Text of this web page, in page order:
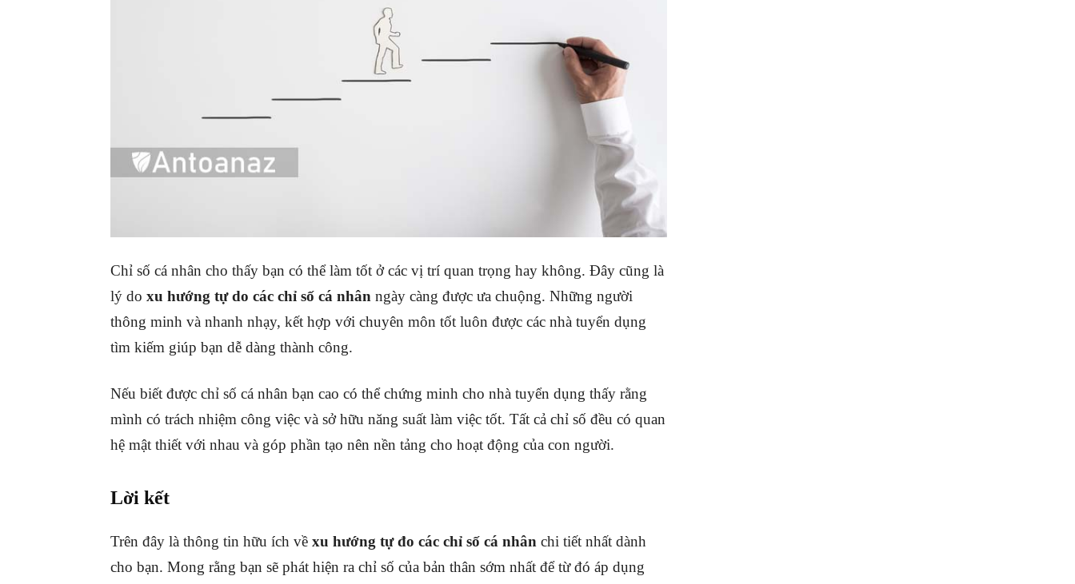
Chỉ số cá nhân cho thấy bạn có thể làm tốt ở các vị trí quan trọng hay không. Đây cũng là
lý do xu hướng tự do các chỉ số cá nhân ngày càng được ưa chuộng. Những người
thông minh và nhanh nhạy, kết hợp với chuyên môn tốt luôn được các nhà tuyển dụng
tìm kiếm giúp bạn dễ dàng thành công.
Nếu biết được chỉ số cá nhân bạn cao có thể chứng minh cho nhà tuyển dụng thấy rằng
mình có trách nhiệm công việc và sở hữu năng suất làm việc tốt. Tất cả chỉ số đều có quan
hệ mật thiết với nhau và góp phần tạo nên nền tảng cho hoạt động của con người.
Lời kết
Trên đây là thông tin hữu ích về xu hướng tự đo các chỉ số cá nhân chi tiết nhất dành
cho bạn. Mong rằng bạn sẽ phát hiện ra chỉ số của bản thân sớm nhất để từ đó áp dụng